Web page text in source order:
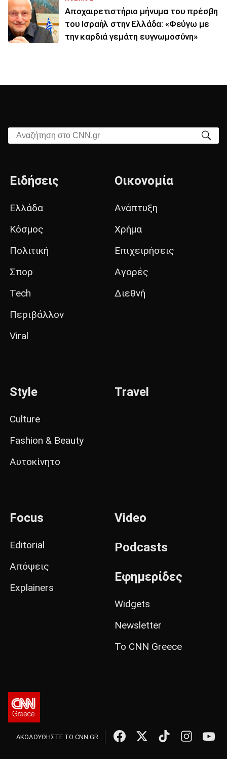
Αποχαιρετιστήριο μήνυμα του πρέσβη
του Ισραήλ στην Ελλάδα: «Φεύγω με
την καρδιά γεμάτη ευγνωμοσύνη»
Αναζήτηση στο CNN.gr
Ειδήσεις
Ελλάδα
Κόσμος
Πολιτική
Σπορ
Tech
Περιβάλλον
Viral
Οικονομία
Ανάπτυξη
Χρήμα
Επιχειρήσεις
Αγορές
Διεθνή
Style
Culture
Fashion & Beauty
Αυτοκίνητο
Travel
Focus
Editorial
Απόψεις
Explainers
Video
Podcasts
Εφημερίδες
Widgets
Newsletter
Το CNN Greece
ΑΚΟΛΟΥΘΗΣΤΕ ΤΟ CNN.GR